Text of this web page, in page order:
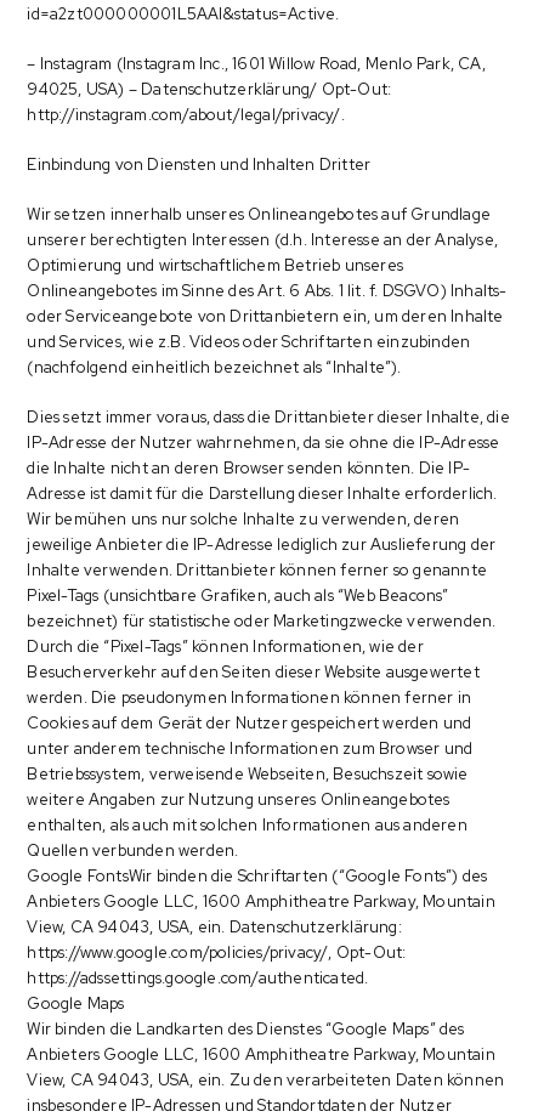
id=a2zt000000001L5AAI&status=Active.
– Instagram (Instagram Inc., 1601 Willow Road, Menlo Park, CA,
94025, USA) – Datenschutzerklärung/ Opt-Out:
http://instagram.com/about/legal/privacy/.
Einbindung von Diensten und Inhalten Dritter
Wir setzen innerhalb unseres Onlineangebotes auf Grundlage
unserer berechtigten Interessen (d.h. Interesse an der Analyse,
Optimierung und wirtschaftlichem Betrieb unseres
Onlineangebotes im Sinne des Art. 6 Abs. 1 lit. f. DSGVO) Inhalts-
oder Serviceangebote von Drittanbietern ein, um deren Inhalte
und Services, wie z.B. Videos oder Schriftarten einzubinden
(nachfolgend einheitlich bezeichnet als “Inhalte”).
Dies setzt immer voraus, dass die Drittanbieter dieser Inhalte, die
IP-Adresse der Nutzer wahrnehmen, da sie ohne die IP-Adresse
die Inhalte nicht an deren Browser senden könnten. Die IP-
Adresse ist damit für die Darstellung dieser Inhalte erforderlich.
Wir bemühen uns nur solche Inhalte zu verwenden, deren
jeweilige Anbieter die IP-Adresse lediglich zur Auslieferung der
Inhalte verwenden. Drittanbieter können ferner so genannte
Pixel-Tags (unsichtbare Grafiken, auch als “Web Beacons”
bezeichnet) für statistische oder Marketingzwecke verwenden.
Durch die “Pixel-Tags” können Informationen, wie der
Besucherverkehr auf den Seiten dieser Website ausgewertet
werden. Die pseudonymen Informationen können ferner in
Cookies auf dem Gerät der Nutzer gespeichert werden und
unter anderem technische Informationen zum Browser und
Betriebssystem, verweisende Webseiten, Besuchszeit sowie
weitere Angaben zur Nutzung unseres Onlineangebotes
enthalten, als auch mit solchen Informationen aus anderen
Quellen verbunden werden.
Google FontsWir binden die Schriftarten (“Google Fonts”) des
Anbieters Google LLC, 1600 Amphitheatre Parkway, Mountain
View, CA 94043, USA, ein. Datenschutzerklärung:
https://www.google.com/policies/privacy/, Opt-Out:
https://adssettings.google.com/authenticated.
Google Maps
Wir binden die Landkarten des Dienstes “Google Maps” des
Anbieters Google LLC, 1600 Amphitheatre Parkway, Mountain
View, CA 94043, USA, ein. Zu den verarbeiteten Daten können
insbesondere IP-Adressen und Standortdaten der Nutzer